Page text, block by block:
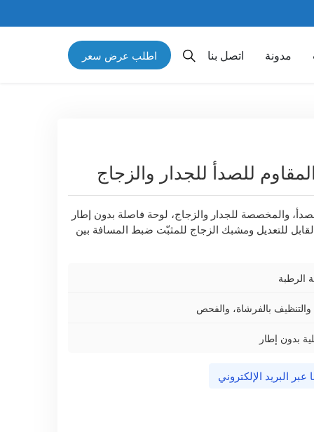
مدونة اتصل بنا اطلب عرض سعر
للصدأ للجدار والزجاج
والمخصصة للجدار والزجاج، لوحة فاصلة بدون إطار
للتعديل ومشبك الزجاج للمثبّت ضبط المسافة بين
والتنظيف بالفرشاة، والفحص
بدون إطار
البريد الإلكتروني